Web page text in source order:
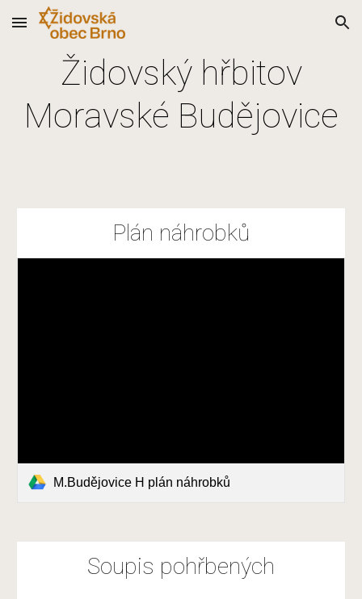
Skip to main content Skip to navigation
Židovský hřbitov
Moravské Budějovice
Plán náhrobků
M.Budějovice H plán náhrobků
Soupis pohřbených